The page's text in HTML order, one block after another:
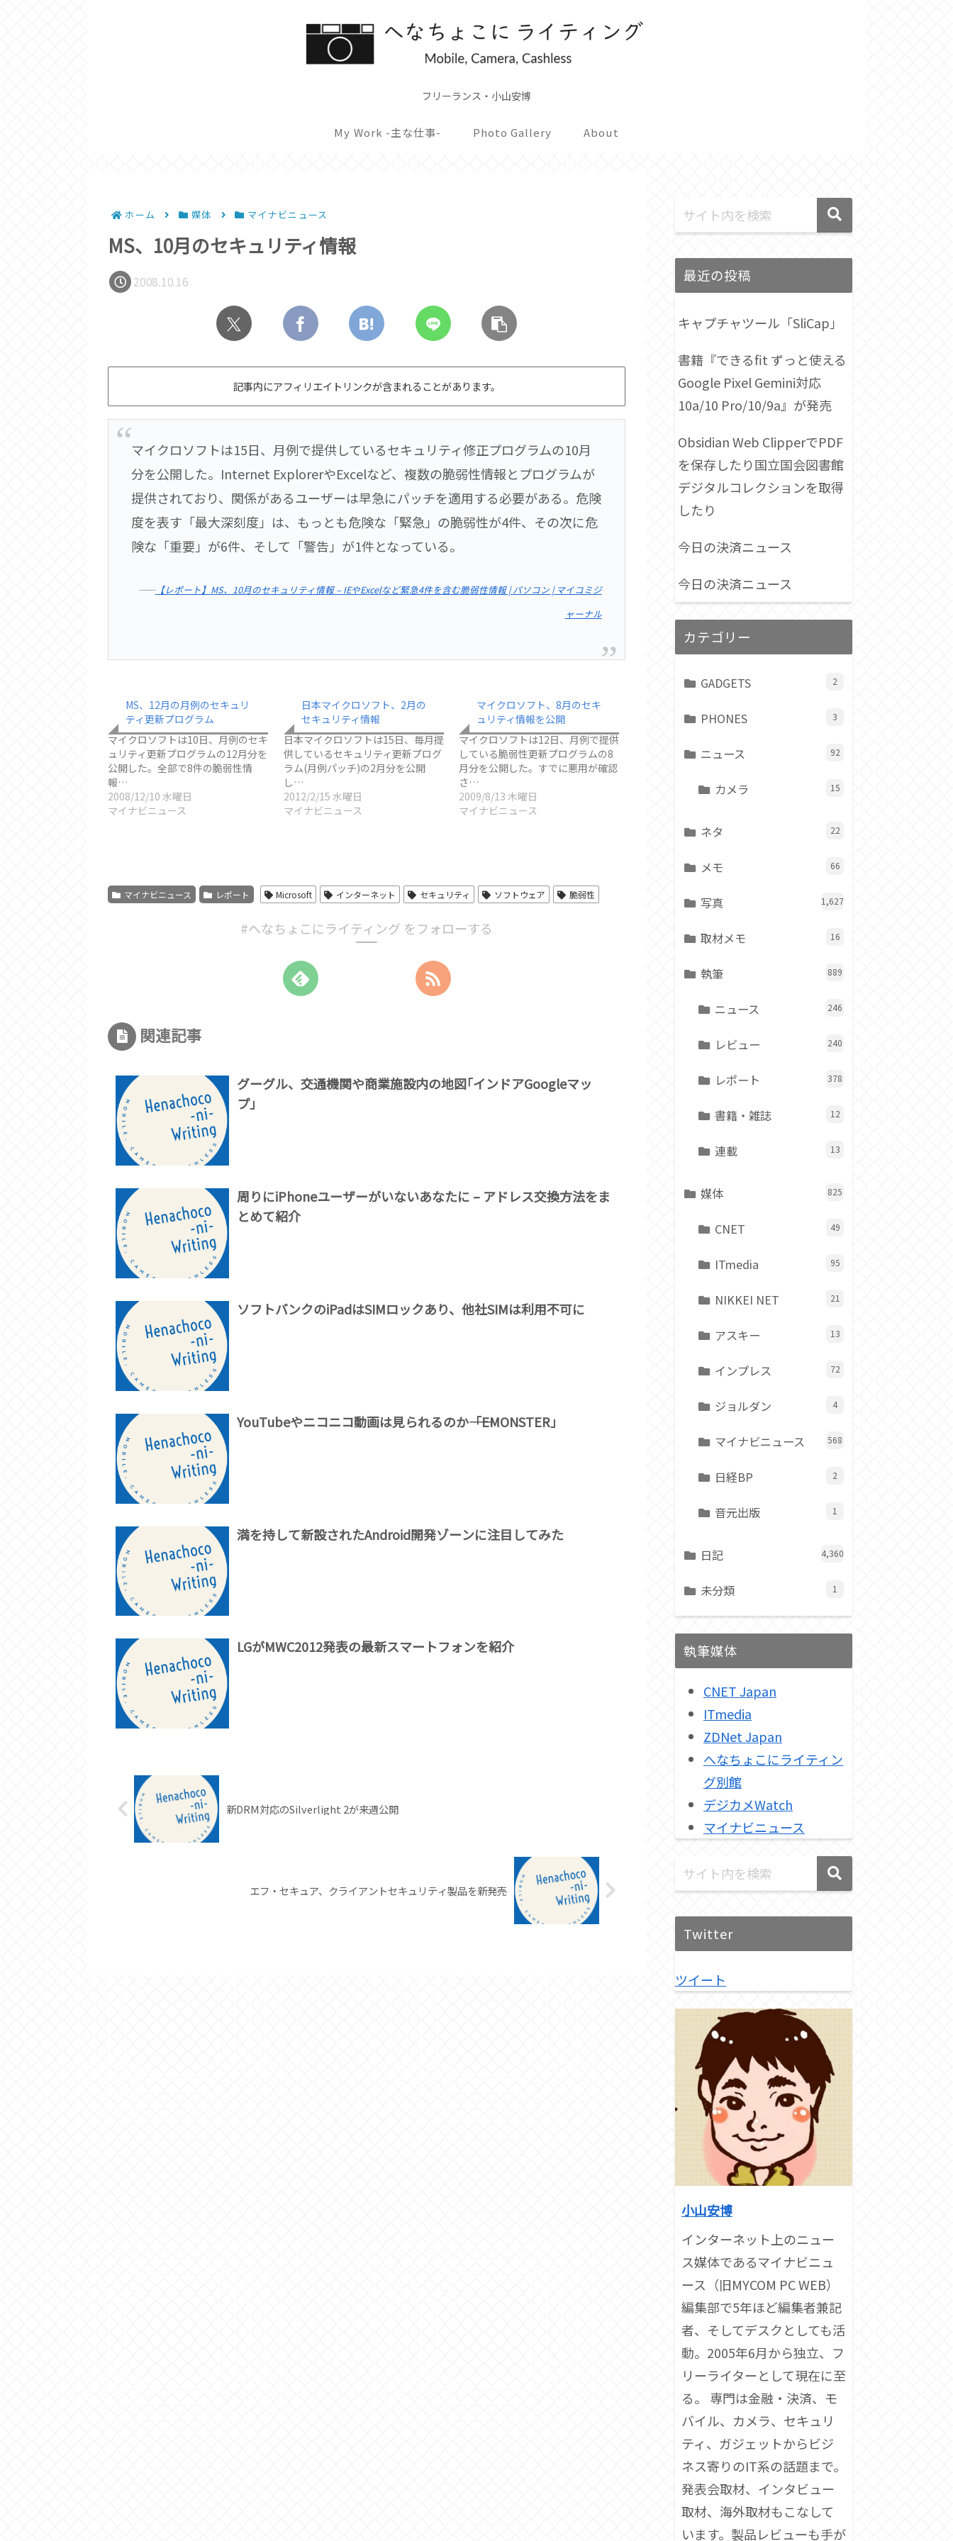
フリーランス・小山安博
My Work -主な仕事- Photo Gallery About
ホーム 媒体 マイナビニュース
MS、10月のセキュリティ情報
2008.10.16
記事内にアフィリエイトリンクが含まれることがあります。
マイクロソフトは15日、月例で提供しているセキュリティ修正プログラムの10月
分を公開した。Internet ExplorerやExcelなど、複数の脆弱性情報とプログラムが
提供されており、関係があるユーザーは早急にパッチを適用する必要がある。危険
度を表す「最大深刻度」は、もっとも危険な「緊急」の脆弱性が4件、その次に危
険な「重要」が6件、そして「警告」が1件となっている。
――【レポート】MS、10月のセキュリティ情報 – IEやExcelなど緊急4件を含む脆弱性情報 | パソコン | マイコミジ
ャーナル
MS、12月の月例のセキュリ
ティ更新プログラム
マイクロソフトは10日、月例のセキ
ュリティ更新プログラムの12月分を
公開した。全部で8件の脆弱性情
報…
2008/12/10 水曜日
マイナビニュース
日本マイクロソフト、2月の
セキュリティ情報
日本マイクロソフトは15日、毎月提
供しているセキュリティ更新プログ
ラム(月例パッチ)の2月分を公開
し…
2012/2/15 水曜日
マイナビニュース
マイクロソフト、8月のセキ
ュリティ情報を公開
マイクロソフトは12日、月例で提供
している脆弱性更新プログラムの8
月分を公開した。すでに悪用が確認
さ…
2009/8/13 木曜日
マイナビニュース
マイナビニュース レポート Microsoft インターネット セキュリティ ソフトウェア 脆弱性
#へなちょこにライティング をフォローする
関連記事
グーグル、交通機関や商業施設内の地図｢インドアGoogleマッ
プ」
周りにiPhoneユーザーがいないあなたに – アドレス交換方法をま
とめて紹介
ソフトバンクのiPadはSIMロックあり、他社SIMは利用不可に
YouTubeやニコニコ動画は見られるのか――「EMONSTER」
満を持して新設されたAndroid開発ゾーンに注目してみた
LGがMWC2012発表の最新スマートフォンを紹介
新DRM対応のSilverlight 2が来週公開
エフ・セキュア、クライアントセキュリティ製品を新発売
最近の投稿
キャプチャツール「SliCap」
書籍『できるfit ずっと使える
Google Pixel Gemini対応
10a/10 Pro/10/9a』が発売
Obsidian Web ClipperでPDF
を保存したり国立国会図書館
デジタルコレクションを取得
したり
今日の決済ニュース
今日の決済ニュース
カテゴリー
GADGETS 2
PHONES 3
ニュース 92
カメラ 15
ネタ 22
メモ 66
写真 1,627
取材メモ 16
執筆 889
ニュース 246
レビュー 240
レポート 378
書籍・雑誌 12
連載 13
媒体 825
CNET 49
ITmedia 95
NIKKEI NET 21
アスキー 13
インプレス 72
ジョルダン 4
マイナビニュース 568
日経BP 2
音元出版 1
日記 4,360
未分類 1
執筆媒体
CNET Japan
ITmedia
ZDNet Japan
へなちょこにライティン
グ別館
デジカメWatch
マイナビニュース
Twitter
ツイート
小山安博
インターネット上のニュー
ス媒体であるマイナビニュ
ース（旧MYCOM PC WEB）
編集部で5年ほど編集者兼記
者、そしてデスクとしても活
動。2005年6月から独立、フ
リーライターとして現在に至
る。 専門は金融・決済、モ
バイル、カメラ、セキュリ
ティ、ガジェットからビジ
ネス寄りのIT系の話題まで。
発表会取材、インタビュー
取材、海外取材もこなして
います。製品レビューも手が